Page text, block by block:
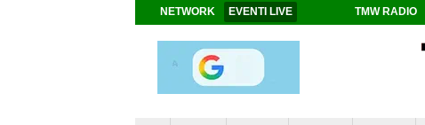
NETWORK EVENTI LIVE TMW RADIO